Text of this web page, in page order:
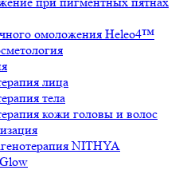
омоложения Heleo4™
лица
тела
кожи головы и волос
NITHYA